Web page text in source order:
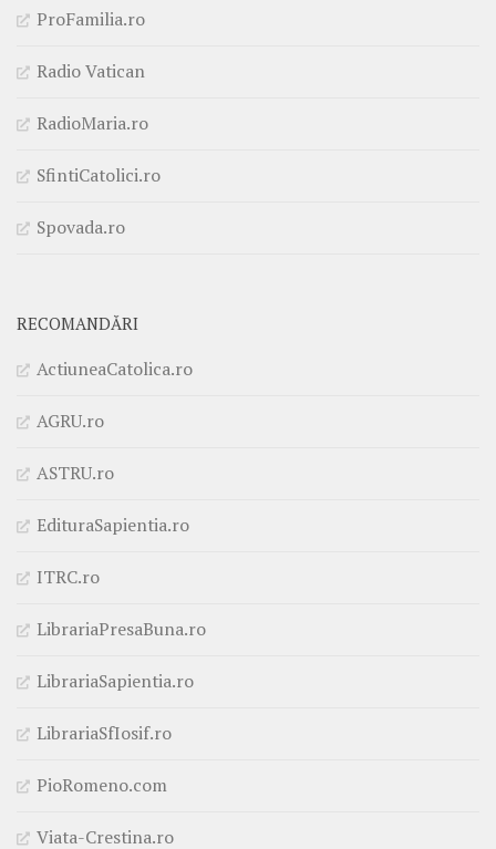
ProFamilia.ro
Radio Vatican
RadioMaria.ro
SfintiCatolici.ro
Spovada.ro
RECOMANDĂRI
ActiuneaCatolica.ro
AGRU.ro
ASTRU.ro
EdituraSapientia.ro
ITRC.ro
LibrariaPresaBuna.ro
LibrariaSapientia.ro
LibrariaSfIosif.ro
PioRomeno.com
Viata-Crestina.ro